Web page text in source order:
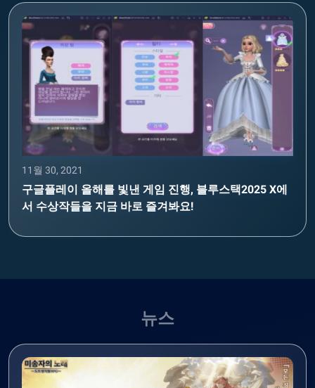
11월 30, 2021
구글플레이 올해를 빛낸 게임 진행, 블루스택2025 X에
서 수상작들을 지금 바로 즐겨봐요!
뉴스